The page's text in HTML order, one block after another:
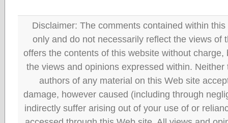
Disclaimer: The comments contained within
only and do not necessarily reflect the views of
offers the contents of this website without
the views and opinions expressed within.
authors of any material on this Web site
damage, however caused (including through
indirectly suffer arising out of your use of or